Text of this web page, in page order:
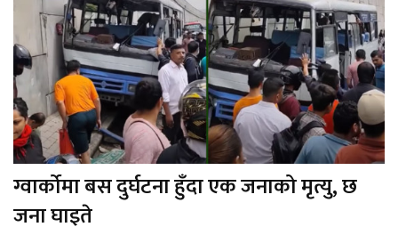
ग्वार्कोमा बस दुर्घटना हुँदा एक जनाको मृत्यु, छ
जना घाइते